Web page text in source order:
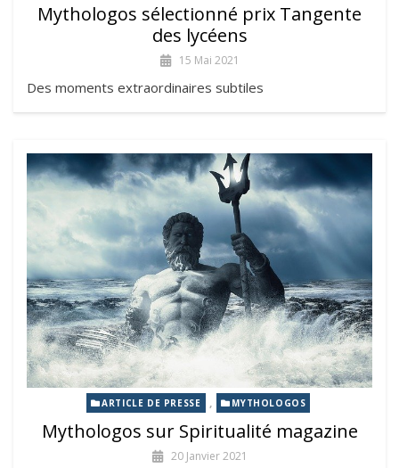
Mythologos sélectionné prix Tangente
des lycéens
15 Mai 2021
Des moments extraordinaires subtiles
ARTICLE DE PRESSE , MYTHOLOGOS
Mythologos sur Spiritualité magazine
20 Janvier 2021